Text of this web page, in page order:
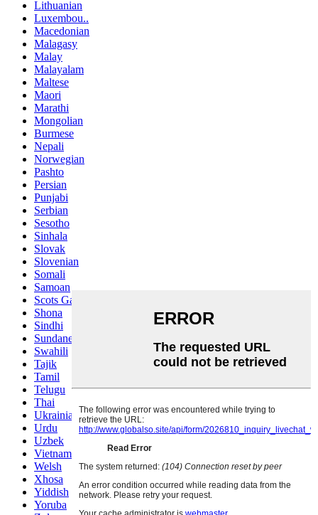
Lithuanian
Luxembou..
Macedonian
Malagasy
Malay
Malayalam
Maltese
Maori
Marathi
Mongolian
Burmese
Nepali
Norwegian
Pashto
Persian
Punjabi
Serbian
Sesotho
Sinhala
Slovak
Slovenian
Somali
Samoan
Scots Gaelic
Shona
Sindhi
Sundanese
Swahili
Tajik
Tamil
Telugu
Thai
Ukrainian
Urdu
Uzbek
Vietnamese
Welsh
Xhosa
Yiddish
Yoruba